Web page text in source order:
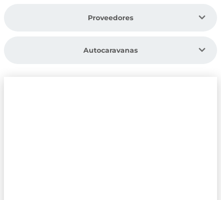
Proveedores
Autocaravanas